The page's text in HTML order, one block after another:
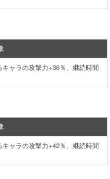
ャラの攻撃力+36％、継続時間
ャラの攻撃力+42％、継続時間